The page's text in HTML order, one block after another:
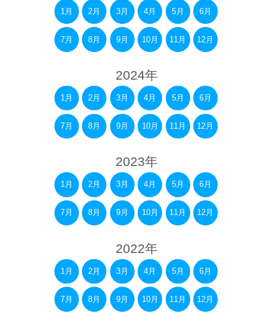
1月 2月 3月 4月 5月 6月
7月 8月 9月 10月 11月 12月
2024年
1月 2月 3月 4月 5月 6月
7月 8月 9月 10月 11月 12月
2023年
1月 2月 3月 4月 5月 6月
7月 8月 9月 10月 11月 12月
2022年
1月 2月 3月 4月 5月 6月
7月 8月 9月 10月 11月 12月